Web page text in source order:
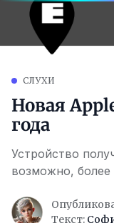
СЛУХИ
Новая
года
Устройство
возможно,
Текст: